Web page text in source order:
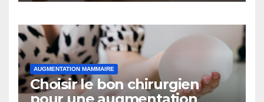
AUGMENTATION MAMMAIRE
Choisir le bon chirurgien
pour une augmentation